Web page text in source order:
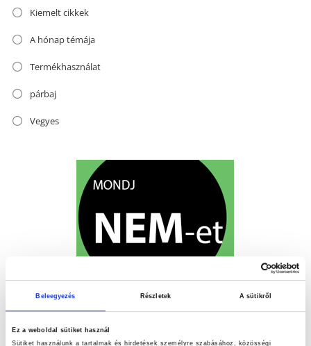
Beleegyezés Részletek A sütikről
Ez a weboldal sütiket használ
Sütiket használunk a tartalmak és hirdetések személyre szabásához, közösségi
Kiemelt cikkek
A hónap témája
Termékhasználat
párbaj
Vegyes